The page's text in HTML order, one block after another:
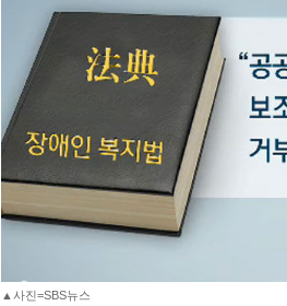
▲사진=SBS뉴스